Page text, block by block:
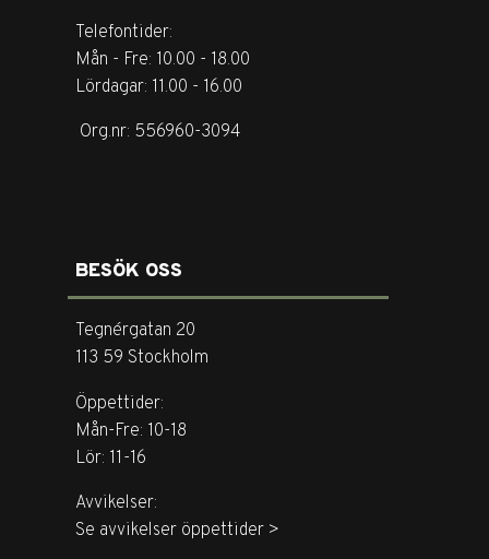
Telefontider:
Mån - Fre: 10.00 - 18.00
Lördagar: 11.00 - 16.00
Org.nr: 556960-3094
BESÖK OSS
Tegnérgatan 20
113 59 Stockholm
Öppettider:
Mån-Fre: 10-18
Lör: 11-16
Avvikelser:
Se avvikelser öppettider >